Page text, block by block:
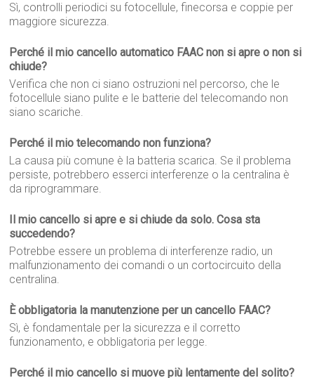
Sì, controlli periodici su fotocellule, finecorsa e coppie per
maggiore sicurezza.
Perché il mio cancello automatico FAAC non si apre o non si
chiude?
Verifica che non ci siano ostruzioni nel percorso, che le
fotocellule siano pulite e le batterie del telecomando non
siano scariche.
Perché il mio telecomando non funziona?
La causa più comune è la batteria scarica. Se il problema
persiste, potrebbero esserci interferenze o la centralina è
da riprogrammare.
Il mio cancello si apre e si chiude da solo. Cosa sta
succedendo?
Potrebbe essere un problema di interferenze radio, un
malfunzionamento dei comandi o un cortocircuito della
centralina.
È obbligatoria la manutenzione per un cancello FAAC?
Sì, è fondamentale per la sicurezza e il corretto
funzionamento, e obbligatoria per legge.
Perché il mio cancello si muove più lentamente del solito?